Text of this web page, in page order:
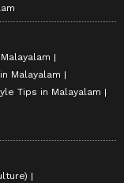
Malayalam
Tips in Malayalam